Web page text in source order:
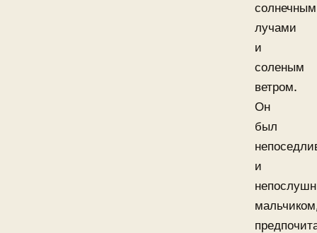
лучами
и
соленым
ветром.
Он
был
и